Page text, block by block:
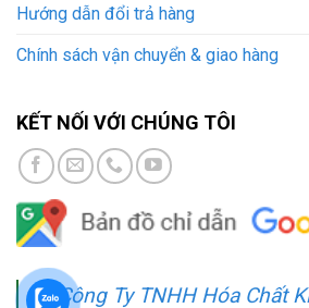
Hướng dẫn đổi trả hàng
Chính sách vận chuyển & giao hàng
KẾT NỐI VỚI CHÚNG TÔI
Công Ty TNHH Hóa Chất